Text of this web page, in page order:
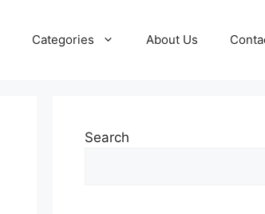
Categories About Us
Search